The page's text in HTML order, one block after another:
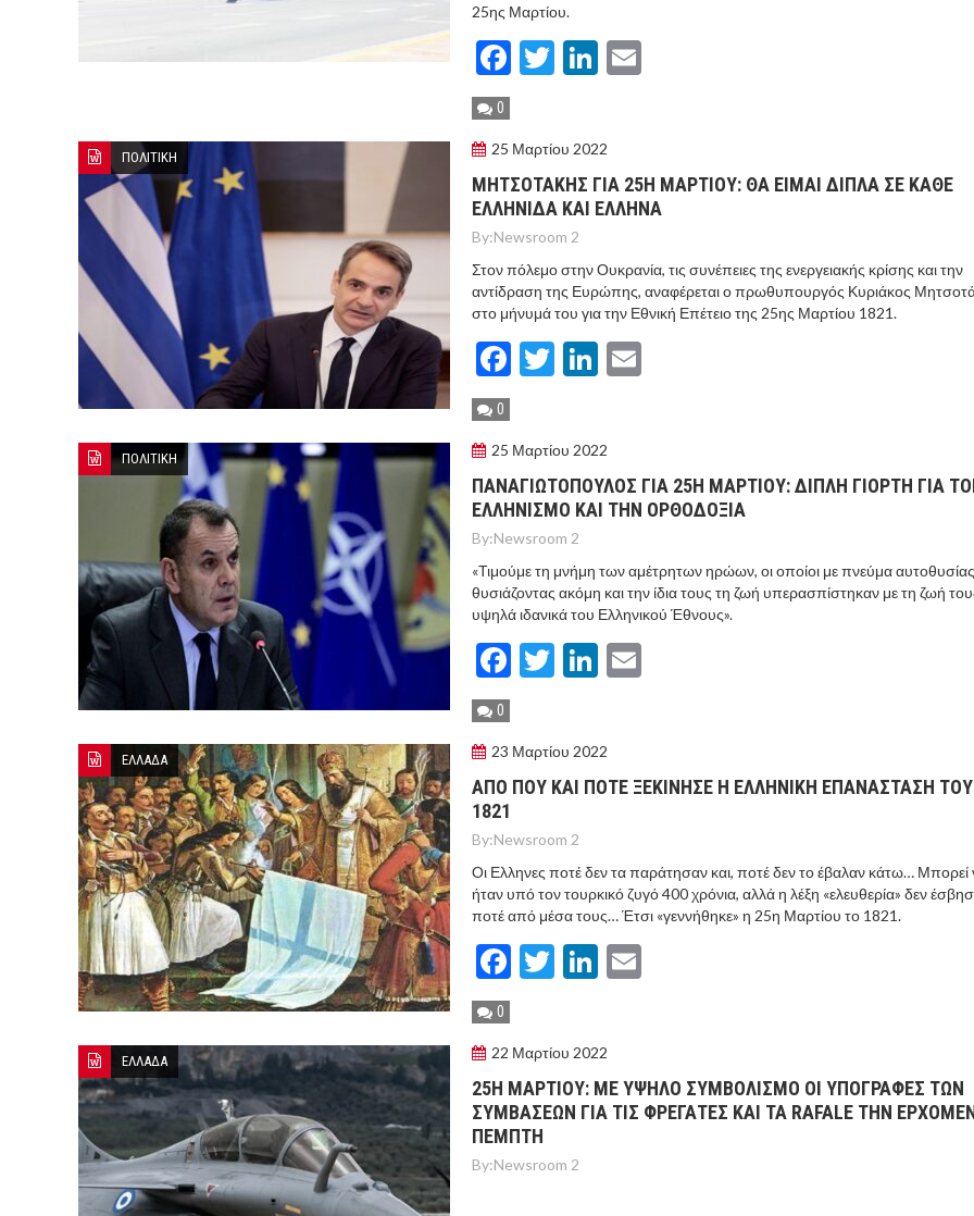
25ης Μαρτίου.
Facebook
TwitterLinkedIn
0
ΠΟΛΙΤΙΚΗ 25 Μαρτίου 2022
ΜΗΤΣΟΤΑΚΗΣ ΓΙΑ 25Η ΜΑΡΤΙΟΥ: ΘΑ ΕΙΜΑΙ ΔΙΠΛΑ ΣΕ ΚΑΘΕ
ΕΛΛΗΝΙΔΑ ΚΑΙ ΕΛΛΗΝΑ
By:Newsroom 2
Στον πόλεμο στην Ουκρανία, τις συνέπειες της ενεργειακής κρίσης και την
αντίδραση της Ευρώπης, αναφέρεται ο πρωθυπουργός Κυριάκος
στο μήνυμά του για την Εθνική Επέτειο της 25ης Μαρτίου 1821.
Facebook
TwitterLinkedIn
0
ΠΟΛΙΤΙΚΗ 25 Μαρτίου 2022
ΠΑΝΑΓΙΩΤΟΠΟΥΛΟΣ ΓΙΑ 25Η ΜΑΡΤΙΟΥ: ΔΙΠΛΗ ΓΙΟΡΤΗ ΓΙΑ
ΕΛΛΗΝΙΣΜΟ ΚΑΙ ΤΗΝ ΟΡΘΟΔΟΞΙΑ
By:Newsroom 2
«Τιμούμε τη μνήμη των αμέτρητων ηρώων, οι οποίοι με πνεύμα
θυσιάζοντας ακόμη και την ίδια τους τη ζωή υπερασπίστηκαν με τη ζωή
υψηλά ιδανικά του Ελληνικού Έθνους».
Facebook
TwitterLinkedIn
0
ΕΛΛΑΔΑ 23 Μαρτίου 2022
ΑΠΟ ΠΟΥ ΚΑΙ ΠΟΤΕ ΞΕΚΙΝΗΣΕ Η ΕΛΛΗΝΙΚΗ ΕΠΑΝΑΣΤΑΣΗ ΤΟΥ
1821
By:Newsroom 2
Οι Ελληνες ποτέ δεν τα παράτησαν και, ποτέ δεν το έβαλαν κάτω… Μπορεί
ήταν υπό τον τουρκικό ζυγό 400 χρόνια, αλλά η λέξη «ελευθερία» δεν
ποτέ από μέσα τους… Έτσι «γεννήθηκε» η 25η Μαρτίου το 1821.
Facebook
TwitterLinkedIn
0
ΕΛΛΑΔΑ 22 Μαρτίου 2022
25Η ΜΑΡΤΙΟΥ: ΜΕ ΥΨΗΛΟ ΣΥΜΒΟΛΙΣΜΟ ΟΙ ΥΠΟΓΡΑΦΕΣ ΤΩΝ
ΣΥΜΒΑΣΕΩΝ ΓΙΑ ΤΙΣ ΦΡΕΓΑΤΕΣ ΚΑΙ ΤΑ RAFALE ΤΗΝ
ΠΕΜΠΤΗ
By:Newsroom 2